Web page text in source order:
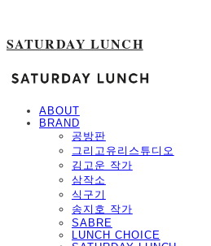
SATURDAY LUNCH
ABOUT
BRAND
공방판
그리고유리스튜디오
김고운 작가
삼작소
식구기
송지호 작가
SABRE
LUNCH CHOICE